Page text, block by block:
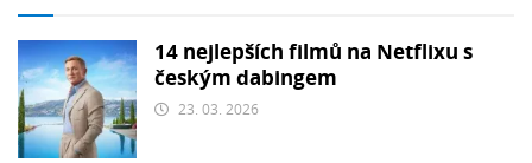
14 nejlepších filmů na Netflixu s
českým dabingem
23. 03. 2026